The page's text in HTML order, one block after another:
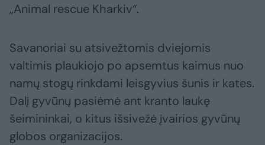
„Animal rescue Kharkiv“.
Savanoriai su atsivežtomis dviejomis
valtimis plaukiojo po apsemtus kaimus nuo
namų stogų rinkdami leisgyvius šunis ir kates.
Dalį gyvūnų pasiėmė ant kranto laukę
šeimininkai, o kitus išsivežė įvairios gyvūnų
globos organizacijos.